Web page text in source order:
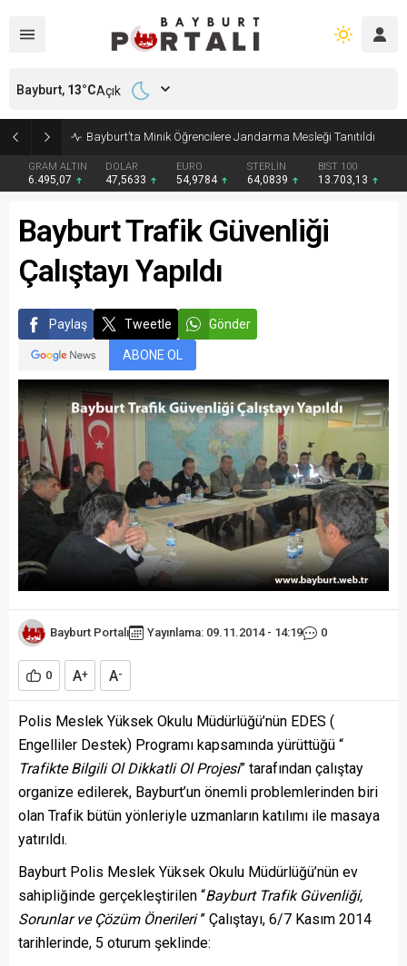
Bayburt’ta Minik Öğrencilere Jandarma Mesleği Tanıtıldı
GRAM ALTIN
6.495,07
DOLAR
47,5633
EURO
54,9784
STERLİN
64,0839
BIST 100
13.703,13
Bayburt, 13°CAçık
Bayburt Trafik Güvenliği
Çalıştayı Yapıldı
Paylaş Tweetle Gönder
ABONE OL
Bayburt Portalı Yayınlama: 09.11.2014 - 14:19 0
0 A+ A-
Polis Meslek Yüksek Okulu Müdürlüğü’nün EDES (
Engelliler Destek) Programı kapsamında yürüttüğü “
Trafikte Bilgili Ol Dikkatli Ol Projesi” tarafından çalıştay
organize edilerek, Bayburt’un önemli problemlerinden biri
olan Trafik bütün yönleriyle uzmanların katılımı ile masaya
yatırıldı.
Bayburt Polis Meslek Yüksek Okulu Müdürlüğü’nün ev
sahipliğinde gerçekleştirilen “Bayburt Trafik Güvenliği,
Sorunlar ve Çözüm Önerileri” Çalıştayı, 6/7 Kasım 2014
tarihlerinde, 5 oturum şeklinde: